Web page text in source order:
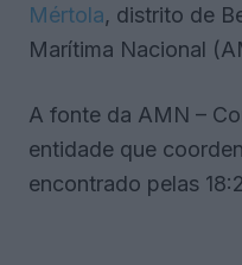
Mértola, distrito de
Marítima Nacional
A fonte da AMN –
entidade que
encontrado pelas